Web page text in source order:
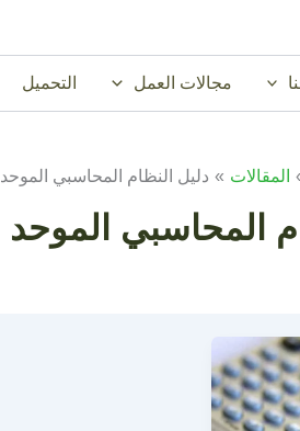
مجالات العمل التحميل
المقالات دليل النظام المحاسبي الموحد
المحاسبي الموحد